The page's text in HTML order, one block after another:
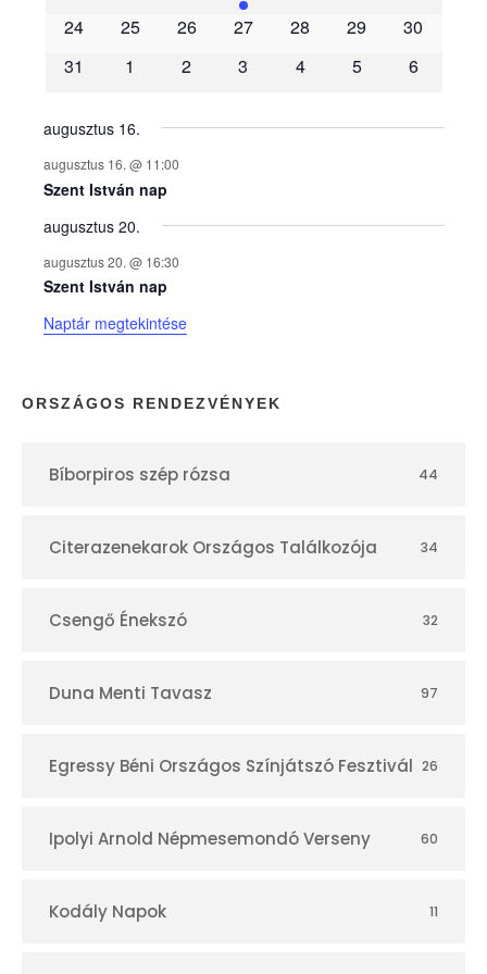
é
n
y
e
k
n
a
p
r
24
25 26 27 28 29
30
31
1 2 3 4 5 6
augusztus 16.
augusztus 16. @ 11:00
Szent István nap
augusztus 20.
augusztus 20. @ 16:30
Szent István nap
Naptár megtekintése
ORSZÁGOS RENDEZVÉNYEK
Bíborpiros szép rózsa 44
Citerazenekarok Országos Találkozója 34
Csengő Énekszó 32
Duna Menti Tavasz 97
Egressy Béni Országos Színjátszó Fesztivál 26
Ipolyi Arnold Népmesemondó Verseny 60
Kodály Napok 11